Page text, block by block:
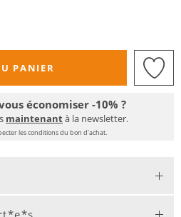
PANIER
économiser -10% ?
maintenantà la newsletter.
les conditions du bon d'achat.